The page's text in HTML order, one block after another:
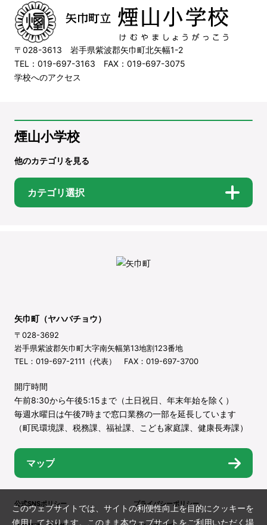
〒028-3613 岩手県紫波郡矢巾町北矢幅1-2
TEL：019-697-3163 FAX：019-697-3075
学校へのアクセス
煙山小学校
他のカテゴリを見る
カテゴリ選択
矢巾町（ヤハバチョウ）
〒028-3692
岩手県紫波郡矢巾町大字南矢幅第13地割123番地
TEL：019-697-2111（代表） FAX：019-697-3700
開庁時間
午前8:30から午後5:15まで（土日祝日、年末年始を除く）
毎週水曜日は午後7時まで窓口業務の一部を延長しています
（町民環境課、税務課、福祉課、こども家庭課、健康長寿課）
マップ
公式SNSポリシー プライバシーポリシー
このウェブサイトでは、サイトの利便性向上を目的にクッキーを
使用しております。このまま本ウェブサイトをご利用いただく場